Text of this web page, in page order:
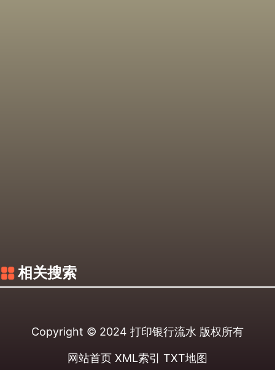
相关搜索
Copyright © 2024 打印银行流水 版权所有
网站首页 XML索引 TXT地图